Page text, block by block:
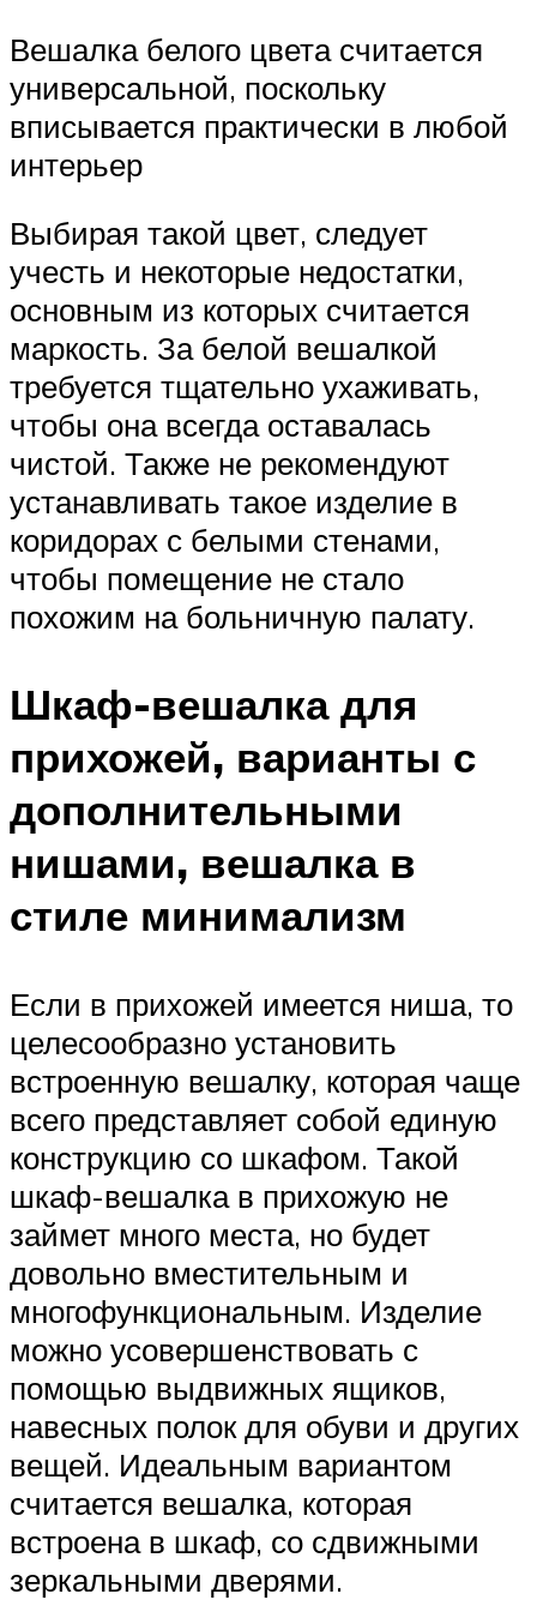
Вешалка белого цвета считается
универсальной, поскольку
вписывается практически в любой
интерьер
Выбирая такой цвет, следует
учесть и некоторые недостатки,
основным из которых считается
маркость. За белой вешалкой
требуется тщательно ухаживать,
чтобы она всегда оставалась
чистой. Также не рекомендуют
устанавливать такое изделие в
коридорах с белыми стенами,
чтобы помещение не стало
похожим на больничную палату.
Шкаф-вешалка для
прихожей, варианты с
дополнительными
нишами, вешалка в
стиле минимализм
Если в прихожей имеется ниша, то
целесообразно установить
встроенную вешалку, которая чаще
всего представляет собой единую
конструкцию со шкафом. Такой
шкаф-вешалка в прихожую не
займет много места, но будет
довольно вместительным и
многофункциональным. Изделие
можно усовершенствовать с
помощью выдвижных ящиков,
навесных полок для обуви и других
вещей. Идеальным вариантом
считается вешалка, которая
встроена в шкаф, со сдвижными
зеркальными дверями.